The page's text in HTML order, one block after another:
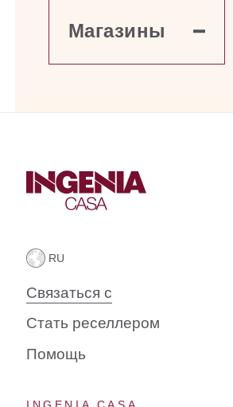
Магазины
Связаться с
Стать реселлером
Помощь